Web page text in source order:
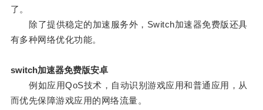
了。
除了提供稳定的加速服务外，Switch加速器免费版还具
有多种网络优化功能。
switch加速器免费版安卓
例如应用QoS技术，自动识别游戏应用和普通应用，从
而优先保障游戏应用的网络流量。